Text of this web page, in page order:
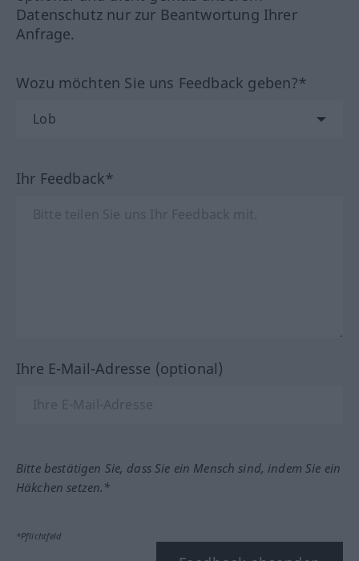
Datenschutz nur zur Beantwortung Ihrer
Anfrage.
Wozu möchten Sie uns Feedback geben?*
Ihr Feedback*
Ihre E-Mail-Adresse (optional)
Bitte bestätigen Sie, dass Sie ein Mensch sind, indem Sie ein
Häkchen setzen.*
*Pflichtfeld